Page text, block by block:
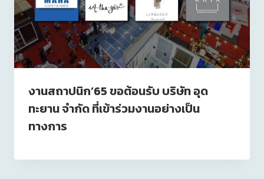
งานสถาปนิก’65 ขอต้อนรับ บริษัท อุด
ทะยาน จำกัด ที่เข้าร่วมงานอย่างเป็น
ทางการ